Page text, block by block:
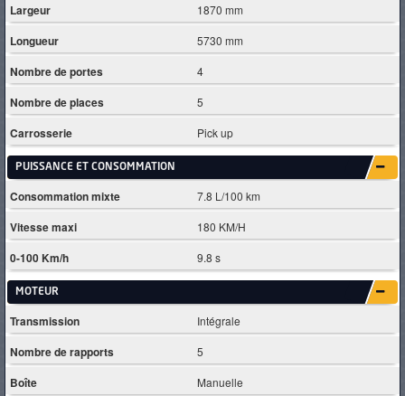
Largeur 1870 mm
Longueur 5730 mm
Nombre de portes 4
Nombre de places 5
Carrosserie Pick up
PUISSANCE ET CONSOMMATION
Consommation mixte 7.8 L/100 km
Vitesse maxi 180 KM/H
0-100 Km/h 9.8 s
MOTEUR
Transmission Intégrale
Nombre de rapports 5
Boîte Manuelle